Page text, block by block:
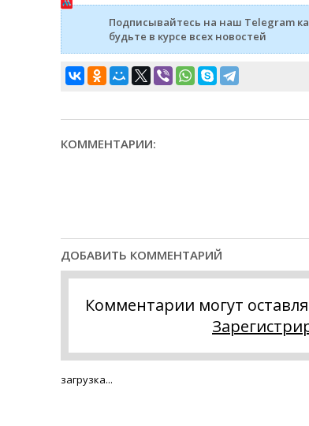
Подписывайтесь на наш Telegram
будьте в курсе всех новостей
КОММЕНТАРИИ:
ДОБАВИТЬ КОММЕНТАРИЙ
Комментарии могут
загрузка...